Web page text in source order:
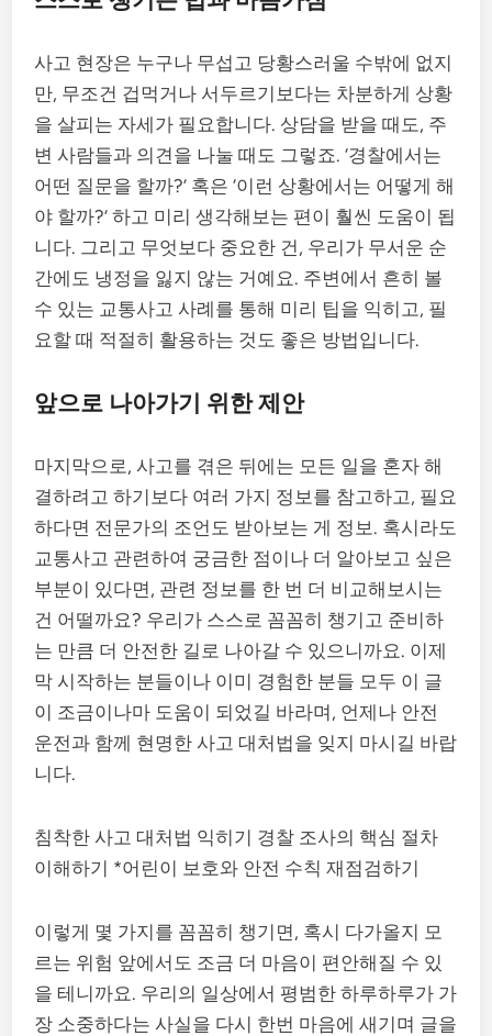
사고 현장은 누구나 무섭고 당황스러울 수밖에 없지
만, 무조건 겁먹거나 서두르기보다는 차분하게 상황
을 살피는 자세가 필요합니다. 상담을 받을 때도, 주
변 사람들과 의견을 나눌 때도 그렇죠. ‘경찰에서는
어떤 질문을 할까?’ 혹은 ‘이런 상황에서는 어떻게 해
야 할까?’ 하고 미리 생각해보는 편이 훨씬 도움이 됩
니다. 그리고 무엇보다 중요한 건, 우리가 무서운 순
간에도 냉정을 잃지 않는 거예요. 주변에서 흔히 볼
수 있는 교통사고 사례를 통해 미리 팁을 익히고, 필
요할 때 적절히 활용하는 것도 좋은 방법입니다.
앞으로 나아가기 위한 제안
마지막으로, 사고를 겪은 뒤에는 모든 일을 혼자 해
결하려고 하기보다 여러 가지 정보를 참고하고, 필요
하다면 전문가의 조언도 받아보는 게 정보. 혹시라도
교통사고 관련하여 궁금한 점이나 더 알아보고 싶은
부분이 있다면, 관련 정보를 한 번 더 비교해보시는
건 어떨까요? 우리가 스스로 꼼꼼히 챙기고 준비하
는 만큼 더 안전한 길로 나아갈 수 있으니까요. 이제
막 시작하는 분들이나 이미 경험한 분들 모두 이 글
이 조금이나마 도움이 되었길 바라며, 언제나 안전
운전과 함께 현명한 사고 대처법을 잊지 마시길 바랍
니다.
침착한 사고 대처법 익히기 경찰 조사의 핵심 절차
이해하기 *어린이 보호와 안전 수칙 재점검하기
이렇게 몇 가지를 꼼꼼히 챙기면, 혹시 다가올지 모
르는 위험 앞에서도 조금 더 마음이 편안해질 수 있
을 테니까요. 우리의 일상에서 평범한 하루하루가 가
장 소중하다는 사실을 다시 한번 마음에 새기며 글을